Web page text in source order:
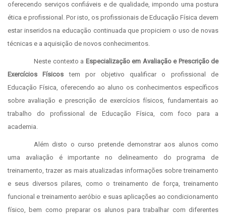
oferecendo serviços confiáveis e de qualidade, impondo uma postura
ética e profissional. Por isto, os profissionais de Educação Física devem
estar inseridos na educação continuada que propiciem o uso de novas
técnicas e a aquisição de novos conhecimentos.
Neste contexto a Especialização em Avaliação e Prescrição de
Exercícios Físicostem por objetivo qualificar o profissional de
Educação Física, oferecendo ao aluno os conhecimentos específicos
sobre avaliação e prescrição de exercícios físicos, fundamentais ao
trabalho do profissional de Educação Física, com foco para a
academia.
Além disto o curso pretende demonstrar aos alunos como
uma avaliação é importante no delineamento do programa de
treinamento, trazer as mais atualizadas informações sobre treinamento
e seus diversos pilares, como o treinamento de força, treinamento
funcional e treinamento aeróbio e suas aplicações ao condicionamento
físico, bem como preparar os alunos para trabalhar com diferentes